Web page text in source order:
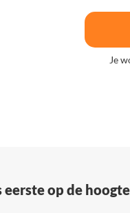
Je
eerste op de